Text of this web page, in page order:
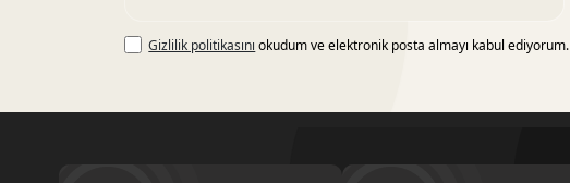
Gizlilik politikasını okudum ve elektronik posta almayı kabul ediyorum.